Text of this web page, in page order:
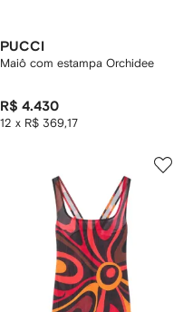
PUCCI
Maiô com estampa Orchidee
R$ 4.430
12 x R$ 369,17